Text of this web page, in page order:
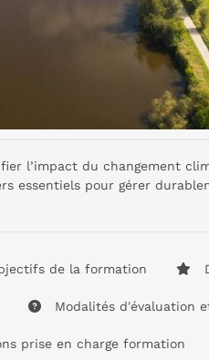
l’impact du changement
essentiels pour gérer
de la formation
Modalités d'évaluation
prise en charge formation